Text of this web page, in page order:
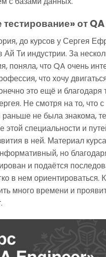
тестирование» от
до курсов у Сергея
Ти индустрии. За
поняла, что QA очень
что хочу
это ещё и благодаря
Не смотря на то, что с
не была знакома,
этой специальности и
в ней. Материал
но
и подаётся
в нем ориентироваться.
много времени и